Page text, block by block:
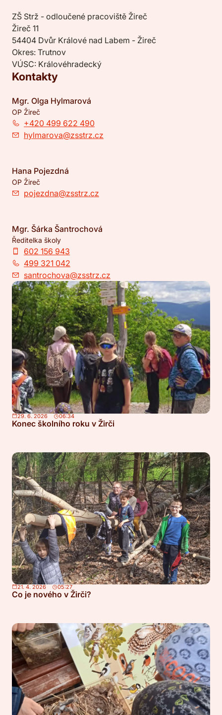
ZŠ Strž - odloučené pracoviště Žireč
Žireč 11
54404 Dvůr Králové nad Labem - Žireč
Okres: Trutnov
VÚSC: Královéhradecký
Kontakty
Mgr. Olga Hylmarová
OP Žireč
+420 499 622 490
hylmarova@zsstrz.cz
Hana Pojezdná
OP Žireč
pojezdna@zsstrz.cz
Mgr. Šárka Šantrochová
Ředitelka školy
602 156 943
499 321 042
santrochova@zsstrz.cz
29. 6. 2026 06:34
Konec školního roku v Žirči
21. 4. 2026 05:27
Co je nového v Žirči?